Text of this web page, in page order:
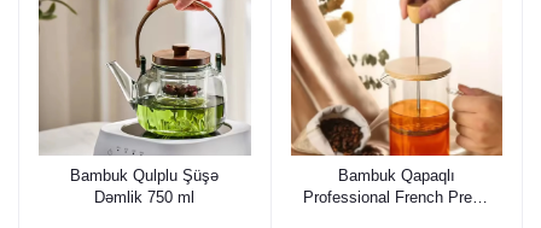
Bambuk Qulplu Şüşə
Dəmlik 750 ml
Bambuk Qapaqlı
Professional French Press